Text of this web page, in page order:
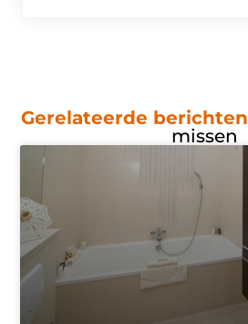
Gerelateerde berichten
missen